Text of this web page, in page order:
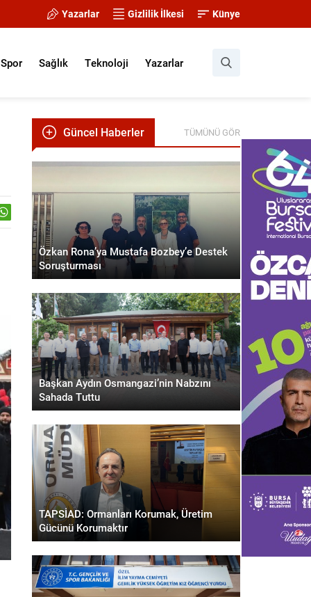
Yazarlar Gizlilik İlkesi Künye
Spor Sağlık Teknoloji Yazarlar
Güncel Haberler TÜMÜNÜ GÖR
Özkan Rona’ya Mustafa Bozbey’e Destek
Soruşturması
Başkan Aydın Osmangazi’nin Nabzını
Sahada Tuttu
TAPSİAD: Ormanları Korumak, Üretim
Gücünü Korumaktır